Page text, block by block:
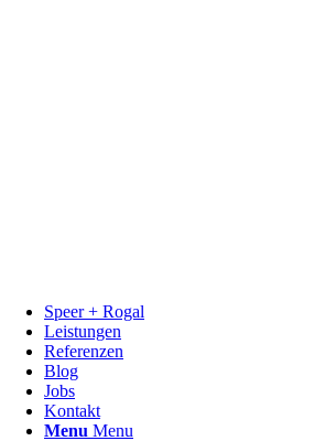
Speer + Rogal
Leistungen
Referenzen
Blog
Jobs
Kontakt
Menu Menu